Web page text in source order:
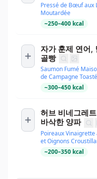
Pressé de Bœuf aux
Moutardée
~250–400 kcal
자가 훈제 연어,
골빵
Saumon Fumé
de Campagne Toasté
~300–450 kcal
허브 비네그레
바삭한 양파
Poireaux
et Oignons
~200–350 kcal